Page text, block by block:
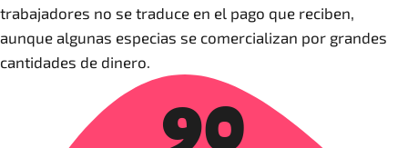
trabajadores no se traduce en el pago que reciben,
aunque algunas especias se comercializan por grandes
cantidades de dinero.
90